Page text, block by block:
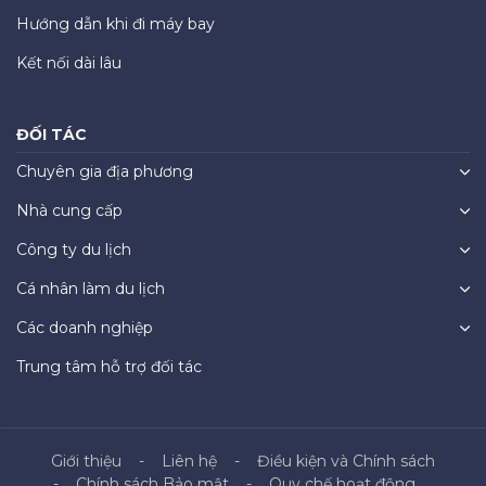
Hướng dẫn khi đi máy bay
Kết nối dài lâu
ĐỐI TÁC
Chuyên gia địa phương
Nhà cung cấp
Công ty du lịch
Cá nhân làm du lịch
Các doanh nghiệp
Trung tâm hỗ trợ đối tác
Giới thiệu Liên hệ
Điều kiện và Chính sách